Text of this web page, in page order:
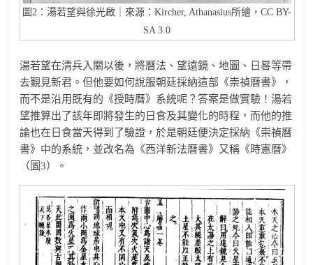
圖2：湯若望與徐光啟｜來源：Kircher, Athanasius所繪，CC BY-
SA 3.0
湯若望在清兵入關以後，將曆法、望遠鏡、地圖、日晷等帶
去覲見新君。但他要如何說服朝廷採納這部《崇禎曆書》，
而不是沿用既有的《授時曆》系統呢？答案是做實驗！湯若
望推算出了該年即將發生的日食及其變化的時程，而他的推
論也在日食當天得到了驗證，於是朝廷便決定採納《崇禎曆
書》中的系統，並改名為《西洋新法曆書》又稱《時憲曆》
（圖3）。